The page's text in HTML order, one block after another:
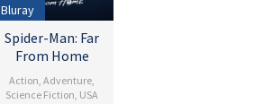
Bluray
Spider-Man: Far
From Home
Action ,Adventure
Science Fiction USA